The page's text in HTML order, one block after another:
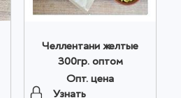
Челлентани желтые
300гр. оптом
Опт. цена
Узнать